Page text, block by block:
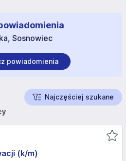
Sosnowiec
powiadomienia
Najczęściej szukane
(k/m)